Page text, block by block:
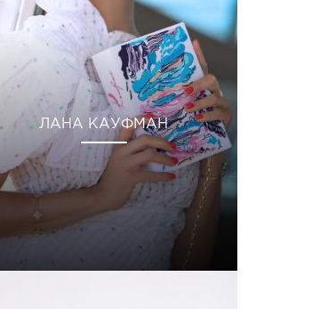
ЛАНА КАУФМАН